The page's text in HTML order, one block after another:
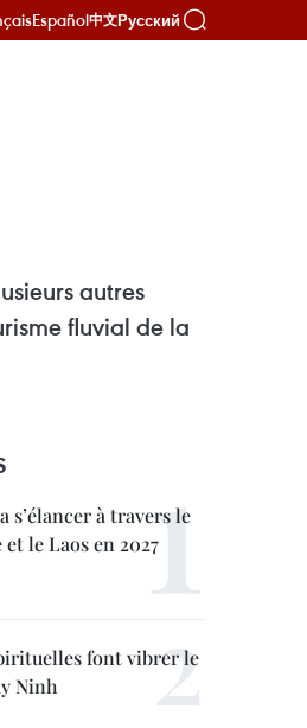
Español中文Русский
autres
fluvial de la
s’élancer à travers le
le Laos en 2027
font vibrer le
Ninh